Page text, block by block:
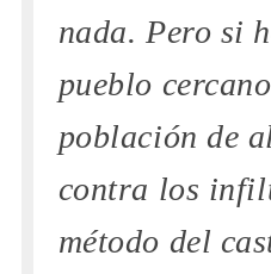
nada. Pero si
pueblo
población de
contra los
método del